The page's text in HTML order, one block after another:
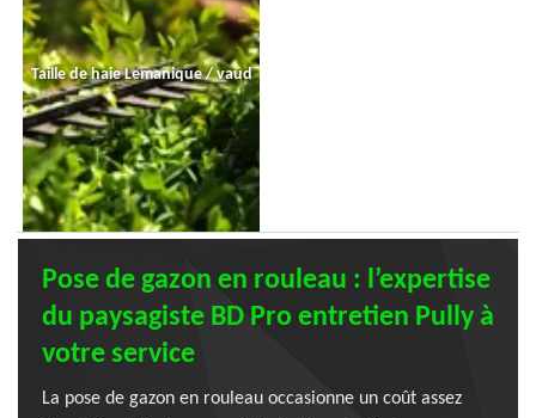
Taille de haie Lemanique / vaud
Pose de gazon en rouleau : l’expertise
du paysagiste BD Pro entretien Pully à
votre service
La pose de gazon en rouleau occasionne un coût assez